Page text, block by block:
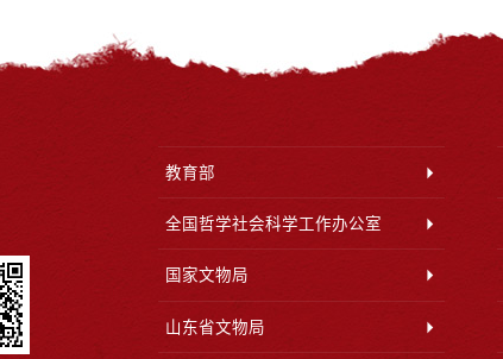
教育部
全国哲学社会科学工作办公室
国家文物局
山东省文物局